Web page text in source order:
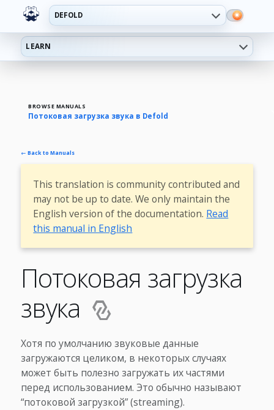
DEFOLD
LEARN
BROWSE MANUALS
Потоковая загрузка звука в Defold
← Back to Manuals
This translation is community contributed and
may not be up to date. We only maintain the
English version of the documentation. Read
this manual in English
Потоковая загрузка
звука
Хотя по умолчанию звуковые данные
загружаются целиком, в некоторых случаях
может быть полезно загружать их частями
перед использованием. Это обычно называют
“потоковой загрузкой” (streaming).